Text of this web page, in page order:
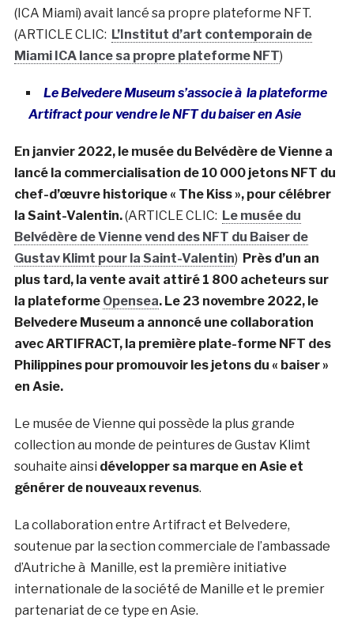
(ICA Miami) avait lancé sa propre plateforme NFT.
(ARTICLE CLIC: L’Institut d’art contemporain de
Miami ICA lance sa propre plateforme NFT)
Le Belvedere Museum s’associe à la plateforme
Artifract pour vendre le NFT du baiser en Asie
En janvier 2022, le musée du Belvédère de Vienne a
lancé la commercialisation de 10 000 jetons NFT du
chef-d’œuvre historique « The Kiss », pour célébrer
la Saint-Valentin.(ARTICLE CLIC: Le musée du
Belvédère de Vienne vend des NFT du Baiser de
Gustav Klimt pour la Saint-Valentin) Près d’un an
plus tard, la vente avait attiré 1 800 acheteurs sur
la plateforme Opensea. Le 23 novembre 2022, le
Belvedere Museum a annoncé une collaboration
avec ARTIFRACT, la première plate-forme NFT des
Philippines pour promouvoir les jetons du « baiser »
en Asie.
Le musée de Vienne qui possède la plus grande
collection au monde de peintures de Gustav Klimt
souhaite ainsi développer sa marque en Asie et
générer de nouveaux revenus.
La collaboration entre Artifract et Belvedere,
soutenue par la section commerciale de l’ambassade
d’Autriche à Manille, est la première initiative
internationale de la société de Manille et le premier
partenariat de ce type en Asie.